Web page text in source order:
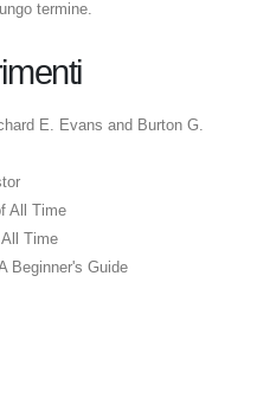
termine.
E. Evans and Burton G.
All Time
Time
Beginner's Guide